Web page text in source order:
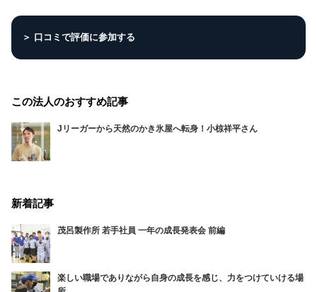
＞ 口コミで評価に参加する
この法人のおすすめ記事
Jリーガーから天然のかき氷屋へ転身！小椋祥平さん
新着記事
茂呂製作所 若手社員 一年の成長発表会 前編
楽しい職場でありながら自身の成長を感じ、力をつけていける場